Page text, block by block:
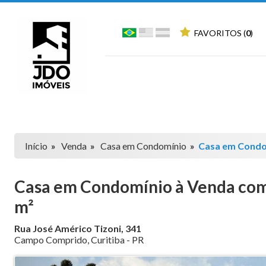
FAVORITOS (0)
Início » Venda » Casa em Condomínio » Casa em
Casa em Condomínio à Venda
m²
Rua José Américo Tizoni, 341
Campo Comprido,Curitiba - PR